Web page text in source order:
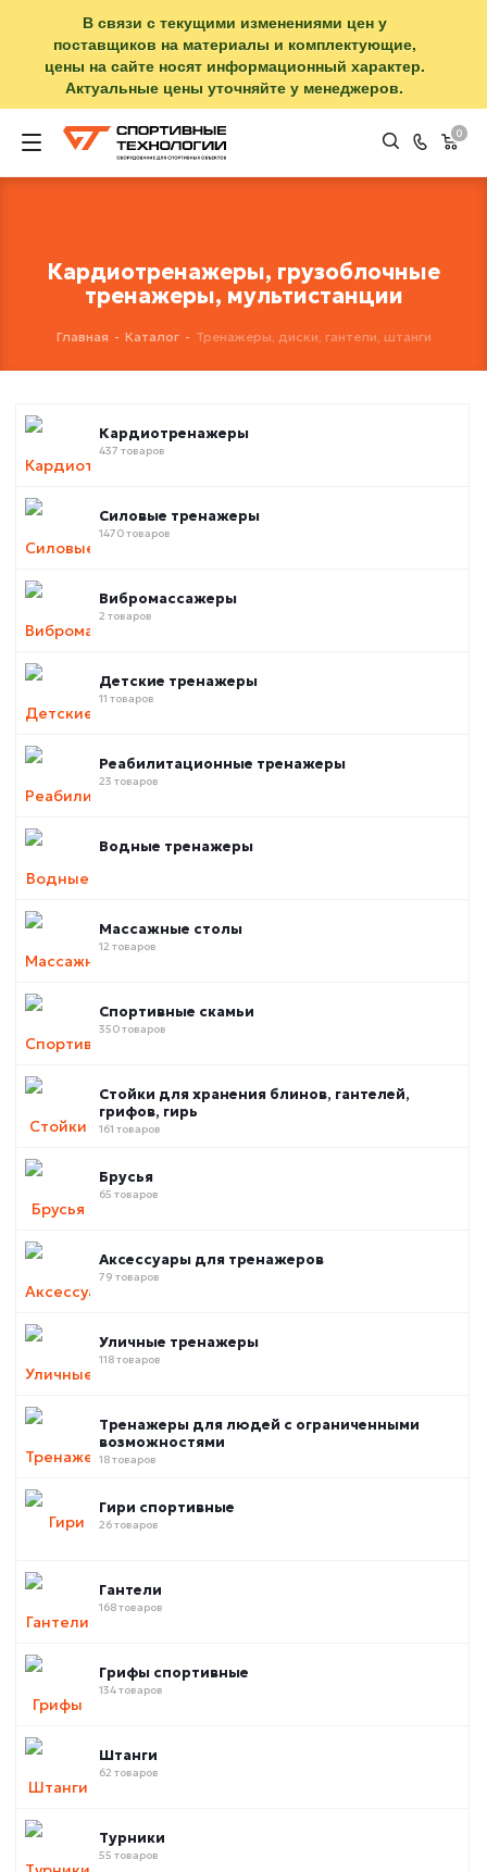
В связи с текущими изменениями цен у
поставщиков на материалы и комплектующие,
цены на сайте носят информационный характер.
Актуальные цены уточняйте у менеджеров.
0
Кардиотренажеры, грузоблочные
тренажеры, мультистанции
Главная - Каталог - Тренажеры, диски, гантели, штанги
Кардиотренажеры
437 товаров
Силовые тренажеры
1470 товаров
Вибромассажеры
2 товаров
Детские тренажеры
11 товаров
Реабилитационные тренажеры
23 товаров
Водные тренажеры
Массажные столы
12 товаров
Спортивные скамьи
350 товаров
Стойки для хранения блинов, гантелей,
грифов, гирь
161 товаров
Брусья
65 товаров
Аксессуары для тренажеров
79 товаров
Уличные тренажеры
118 товаров
Тренажеры для людей с ограниченными
возможностями
18 товаров
Гири спортивные
26 товаров
Гантели
168 товаров
Грифы спортивные
134 товаров
Штанги
62 товаров
Турники
55 товаров